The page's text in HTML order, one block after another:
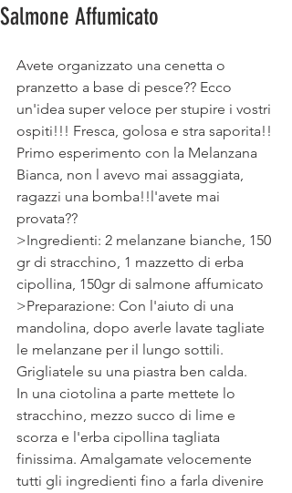
Salmone Affumicato
Avete organizzato una cenetta o
pranzetto a base di pesce?? Ecco
un'idea super veloce per stupire i vostri
ospiti!!! Fresca, golosa e stra saporita!!
Primo esperimento con la Melanzana
Bianca, non l avevo mai assaggiata,
ragazzi una bomba!!l'avete mai
provata??
>Ingredienti: 2 melanzane bianche, 150
gr di stracchino, 1 mazzetto di erba
cipollina, 150gr di salmone affumicato
>Preparazione: Con l'aiuto di una
mandolina, dopo averle lavate tagliate
le melanzane per il lungo sottili.
Grigliatele su una piastra ben calda.
In una ciotolina a parte mettete lo
stracchino, mezzo succo di lime e
scorza e l'erba cipollina tagliata
finissima. Amalgamate velocemente
tutti gli ingredienti fino a farla divenire